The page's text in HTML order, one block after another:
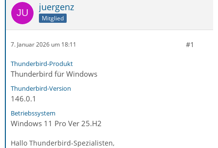
juergenz
Mitglied
7. Januar 2026 um 18:11 #1
Thunderbird-Produkt
Thunderbird für Windows
Thunderbird-Version
146.0.1
Betriebssystem
Windows 11 Pro Ver 25.H2
Hallo Thunderbird-Spezialisten,